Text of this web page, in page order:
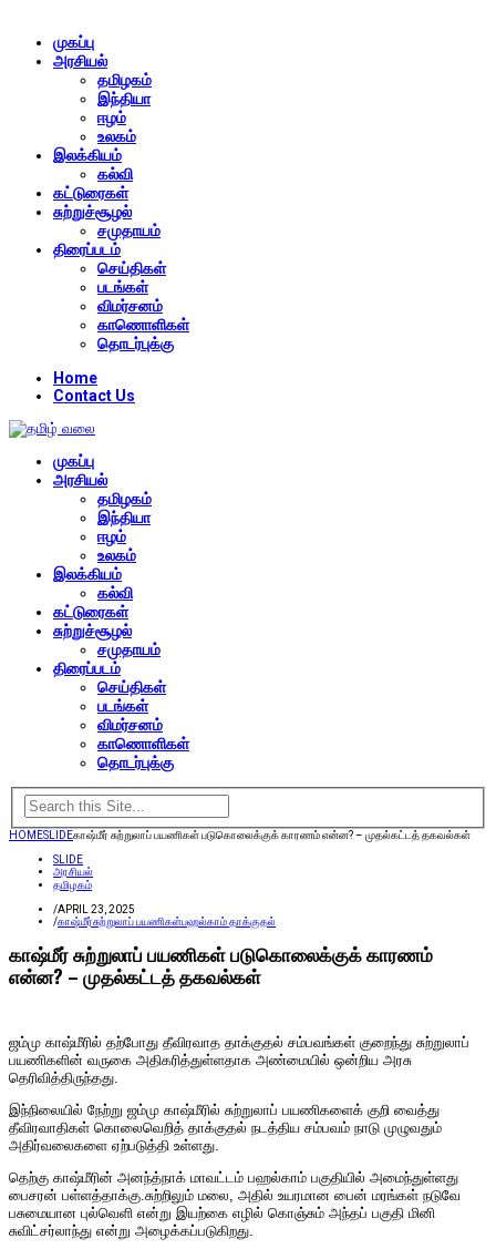
முகப்பு
அரசியல்
தமிழகம்
இந்தியா
ஈழம்
உலகம்
இலக்கியம்
கல்வி
கட்டுரைகள்
சுற்றுச்சூழல்
சமுதாயம்
திரைப்படம்
செய்திகள்
படங்கள்
விமர்சனம்
காணொளிகள்
தொடர்புக்கு
Home
Contact Us
முகப்பு
அரசியல்
தமிழகம்
இந்தியா
ஈழம்
உலகம்
இலக்கியம்
கல்வி
கட்டுரைகள்
சுற்றுச்சூழல்
சமுதாயம்
திரைப்படம்
செய்திகள்
படங்கள்
விமர்சனம்
காணொளிகள்
தொடர்புக்கு
HOMESLIDEகாஷ்மீர் சுற்றுலாப் பயணிகள் படுகொலைக்குக் காரணம் என்ன? – முதல்கட்டத் தகவல்கள்
SLIDE
அரசியல்
தமிழகம்
/APRIL 23, 2025
/காஷ்மீர்சுற்றுலாப் பயணிகள்பஹல்காம் தாக்குதல்
காஷ்மீர் சுற்றுலாப் பயணிகள் படுகொலைக்குக் காரணம்
என்ன? – முதல்கட்டத் தகவல்கள்
ஜம்மு காஷ்மீரில் தற்போது தீவிரவாத தாக்குதல் சம்பவங்கள் குறைந்து சுற்றுலாப்
பயணிகளின் வருகை அதிகரித்துள்ளதாக அண்மையில் ஒன்றிய அரசு
தெரிவித்திருந்தது.
இந்நிலையில் நேற்று ஜம்மு காஷ்மீரில் சுற்றுலாப் பயணிகளைக் குறி வைத்து
தீவிரவாதிகள் கொலைவெறித் தாக்குதல் நடத்திய சம்பவம் நாடு முழுவதும்
அதிர்வலைகளை ஏற்படுத்தி உள்ளது.
தெற்கு காஷ்மீரின் அனந்த்நாக் மாவட்டம் பஹல்காம் பகுதியில் அமைந்துள்ளது
பைசரன் பள்ளத்தாக்கு.சுற்றிலும் மலை, அதில் உயரமான பைன் மரங்கள் நடுவே
பசுமையான புல்வெளி என்று இயற்கை எழில் கொஞ்சும் அந்தப் பகுதி மினி
சுவிட்சர்லாந்து என்று அழைக்கப்படுகிறது.